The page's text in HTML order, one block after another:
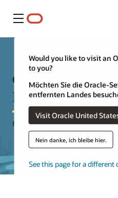
Menü
Would you like to visit an
to you?
Möchten Sie die Oracle-
entfernten Landes
Visit Oracle United
Nein danke, ich bleibe hier.
See this page for a
Cloud-Hosting –
Muster
für unabhängige Softwareanbieter